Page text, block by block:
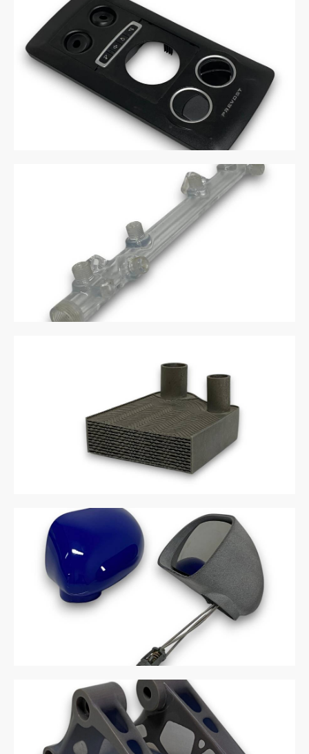
Bus Service Set
Fuel Rail
Heat Exchanger
Mirror Mock-up